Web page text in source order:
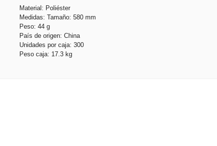
Material: Poliéster
Medidas: Tamaño: 580 mm
Peso: 44 g
País de origen: China
Unidades por caja: 300
Peso caja: 17.3 kg